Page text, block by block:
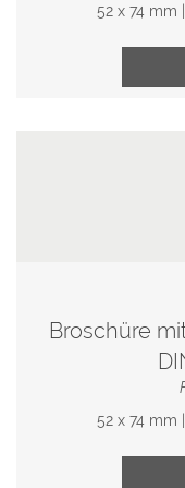
52 x 74 mm
Broschüre
52 x 74 mm